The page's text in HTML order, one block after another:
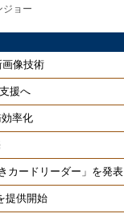
ジョー
像技術
援へ
率化
カードリーダー」を発表
提供開始